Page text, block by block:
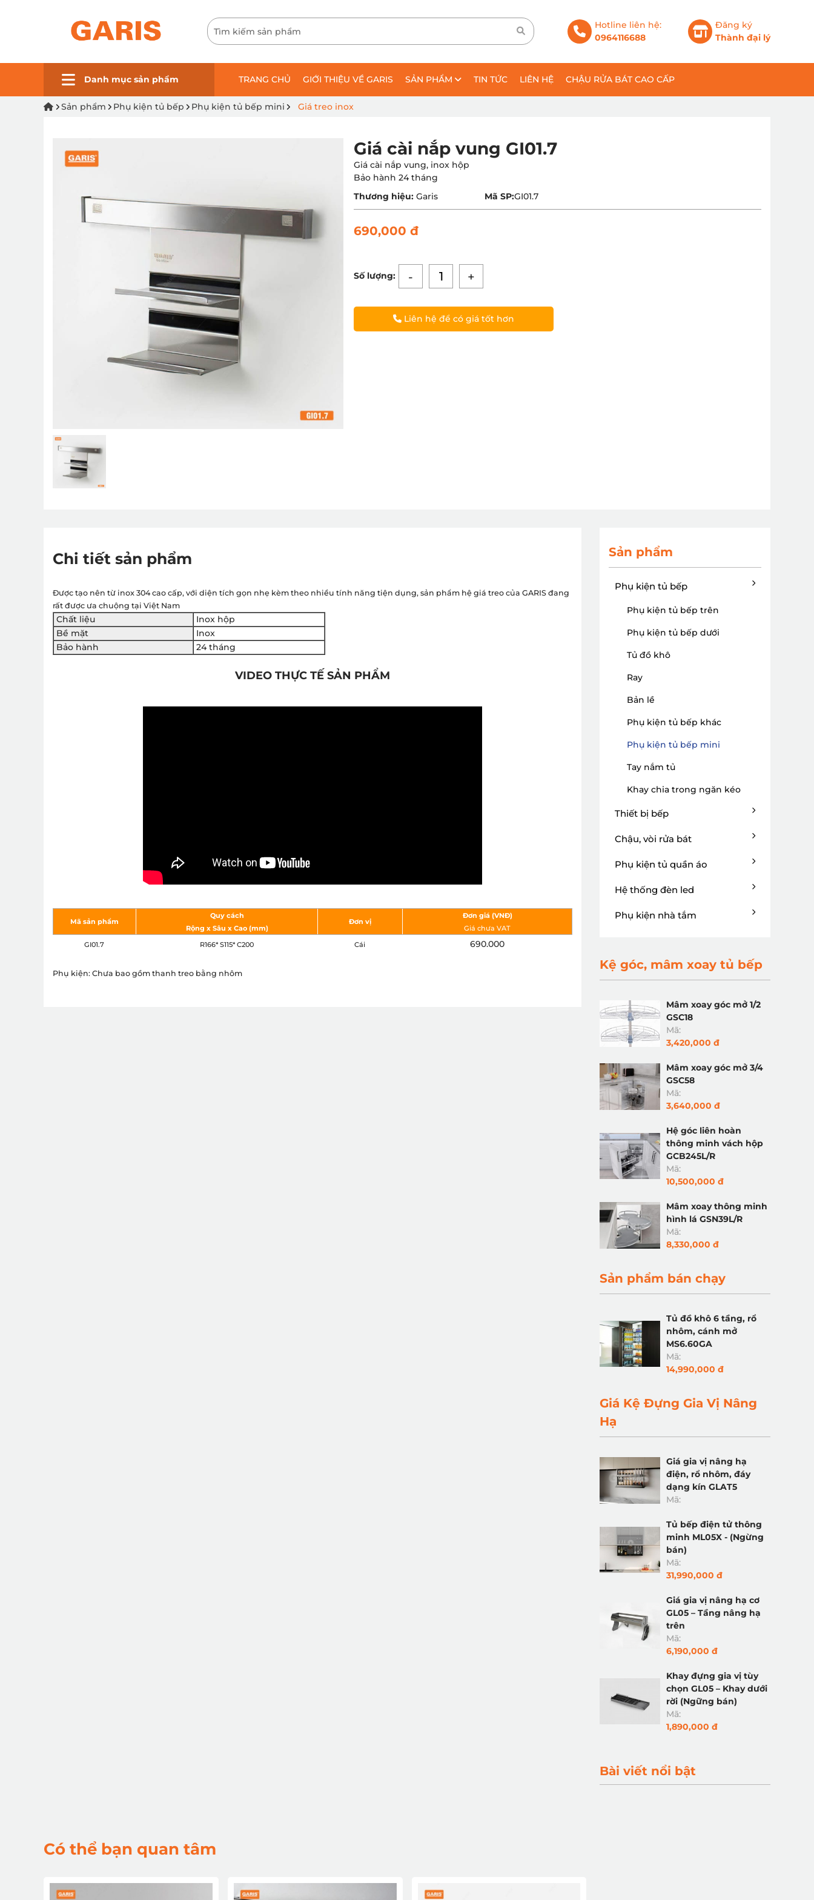
Hotline liên hệ:
0964116688
Đăng ký
Thành đại lý
Danh mục sản phẩm TRANG CHỦ GIỚI THIỆU VỀ GARIS SẢN PHẨM TIN TỨC LIÊN HỆ CHẬU RỬA BÁT CAO CẤP
Sản phẩm Phụ kiện tủ bếp Phụ kiện tủ bếp mini Giá treo inox
Giá cài nắp vung GI01.7
Giá cài nắp vung, inox hộp
Bảo hành 24 tháng
Thương hiệu: Garis Mã SP:GI01.7
690,000 đ
Số lượng: - +
Liên hệ để có giá tốt hơn
Chi tiết sản phẩm
Được tạo nên từ inox 304 cao cấp, với diện tích gọn nhẹ kèm theo nhiều tính năng tiện dụng, sản phẩm hệ giá treo của GARIS đang
rất được ưa chuộng tại Việt Nam
Chất liệu
Inox hộp
Bề mặt
Inox
Bảo hành
24 tháng
VIDEO THỰC TẾ SẢN PHẨM
Mã sản phẩm
Quy cách
Rộng x Sâu x Cao (mm)
Đơn vị
Đơn giá (VNÐ)
Giá chưa VAT
GI01.7
R166* S115* C200 Cái 690.000
Phụ kiện: Chưa bao gồm thanh treo bằng nhôm
Sản phẩm
Phụ kiện tủ bếp
Phụ kiện tủ bếp trên
Phụ kiện tủ bếp dưới
Tủ đồ khô
Ray
Bản lề
Phụ kiện tủ bếp khác
Phụ kiện tủ bếp mini
Tay nắm tủ
Khay chia trong ngăn kéo
Thiết bị bếp
Chậu, vòi rửa bát
Phụ kiện tủ quần áo
Hệ thống đèn led
Phụ kiện nhà tắm
Kệ góc, mâm xoay tủ bếp
Mâm xoay góc mở 1/2
GSC18
Mã:
3,420,000 đ
Mâm xoay góc mở 3/4
GSC58
Mã:
3,640,000 đ
Hệ góc liên hoàn
thông minh vách hộp
GCB245L/R
Mã:
10,500,000 đ
Mâm xoay thông minh
hình lá GSN39L/R
Mã:
8,330,000 đ
Sản phẩm bán chạy
Tủ đồ khô 6 tầng, rổ
nhôm, cánh mở
MS6.60GA
Mã:
14,990,000 đ
Giá Kệ Đựng Gia Vị Nâng
Hạ
Giá gia vị nâng hạ
điện, rổ nhôm, đáy
dạng kín GLAT5
Mã:
Tủ bếp điện tử thông
minh ML05X - (Ngừng
bán)
Mã:
31,990,000 đ
Giá gia vị nâng hạ cơ
GL05 – Tầng nâng hạ
trên
Mã:
6,190,000 đ
Khay đựng gia vị tùy
chọn GL05 – Khay dưới
rời (Ngững bán)
Mã:
1,890,000 đ
Bài viết nổi bật
Có thể bạn quan tâm